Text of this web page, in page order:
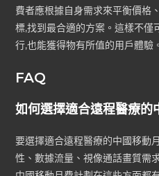
費者應根據自身需求來平衡價格
標,找到最合適的方案。這樣不
行,也能獲得物有所值的用戶體驗。
FAQ
如何選擇適合遠程醫療的
要選擇適合遠程醫療的中國移動
性、數據流量、視像通話畫質需